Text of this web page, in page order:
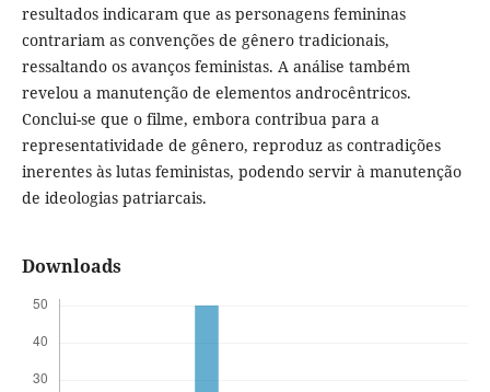
resultados indicaram que as personagens femininas
contrariam as convenções de gênero tradicionais,
ressaltando os avanços feministas. A análise também
revelou a manutenção de elementos androcêntricos.
Conclui-se que o filme, embora contribua para a
representatividade de gênero, reproduz as contradições
inerentes às lutas feministas, podendo servir à manutenção
de ideologias patriarcais.
Downloads